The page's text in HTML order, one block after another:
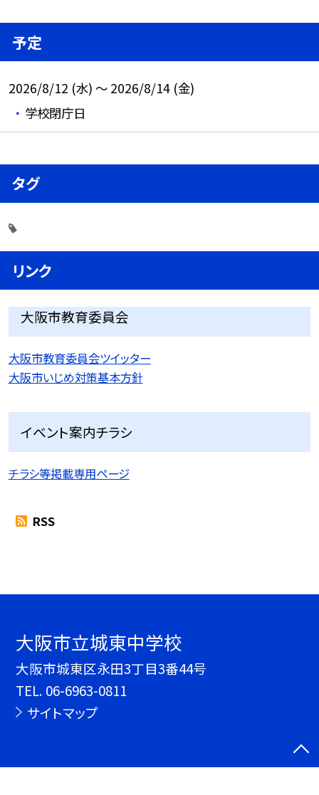
予定
2026/8/12 (水) ～ 2026/8/14 (金)
学校閉庁日
タグ
リンク
大阪市教育委員会
大阪市教育委員会ツイッター
大阪市いじめ対策基本方針
イベント案内チラシ
チラシ等掲載専用ページ
RSS
大阪市立城東中学校
大阪市城東区永田3丁目3番44号
TEL. 06-6963-0811
サイトマップ